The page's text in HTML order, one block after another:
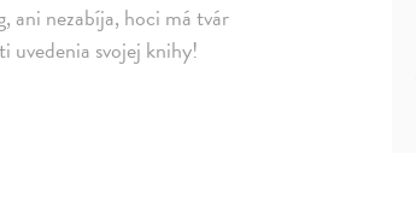
ani nezabíja, hoci má tvár
uvedenia svojej knihy!